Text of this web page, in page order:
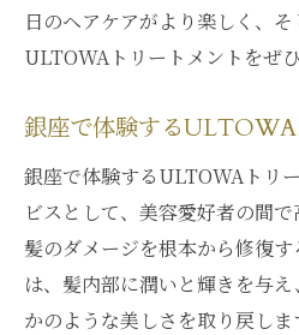
日のヘアケアがより楽しく、
ULTOWAトリートメントをぜ
銀座で体験するULTOWA
銀座で体験するULTOWAトリ
ビスとして、美容愛好者の間で
髪のダメージを根本から修復
は、髪内部に潤いと輝きを与
かのような美しさを取り戻し